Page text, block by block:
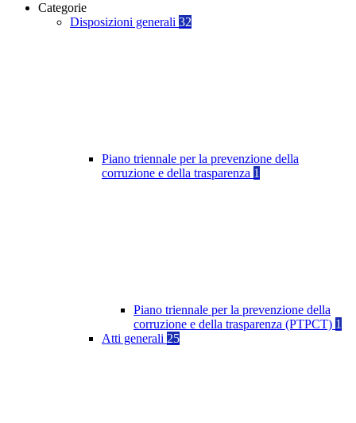
Categorie
Disposizioni generali 32
Piano triennale per la prevenzione della
corruzione e della trasparenza 1
Piano triennale per la prevenzione della
corruzione e della trasparenza (PTPCT) 1
Atti generali 25